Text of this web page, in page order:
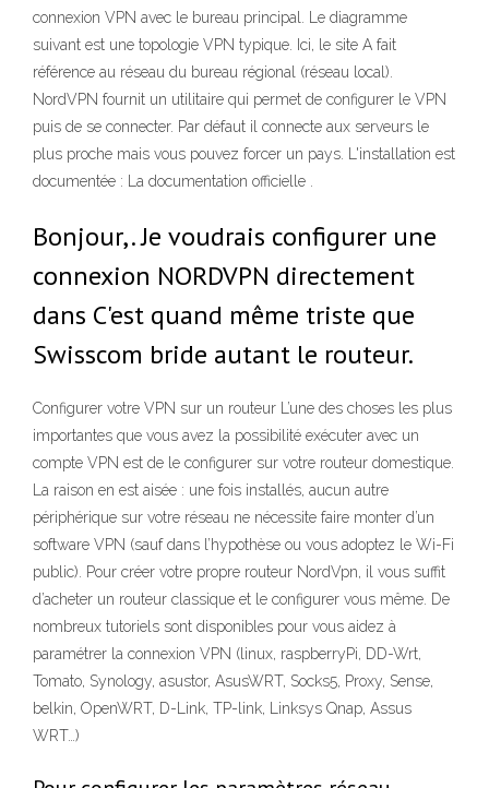
connexion VPN avec le bureau principal. Le diagramme
suivant est une topologie VPN typique. Ici, le site A fait
référence au réseau du bureau régional (réseau local).
NordVPN fournit un utilitaire qui permet de configurer le VPN
puis de se connecter. Par défaut il connecte aux serveurs le
plus proche mais vous pouvez forcer un pays. L'installation est
documentée : La documentation officielle .
Bonjour,. Je voudrais configurer une
connexion NORDVPN directement
dans C'est quand même triste que
Swisscom bride autant le routeur.
Configurer votre VPN sur un routeur L’une des choses les plus
importantes que vous avez la possibilité exécuter avec un
compte VPN est de le configurer sur votre routeur domestique.
La raison en est aisée : une fois installés, aucun autre
périphérique sur votre réseau ne nécessite faire monter d’un
software VPN (sauf dans l’hypothèse ou vous adoptez le Wi-Fi
public). Pour créer votre propre routeur NordVpn, il vous suffit
d’acheter un routeur classique et le configurer vous même. De
nombreux tutoriels sont disponibles pour vous aidez à
paramétrer la connexion VPN (linux, raspberryPi, DD-Wrt,
Tomato, Synology, asustor, AsusWRT, Socks5, Proxy, Sense,
belkin, OpenWRT, D-Link, TP-link, Linksys Qnap, Assus
WRT…)